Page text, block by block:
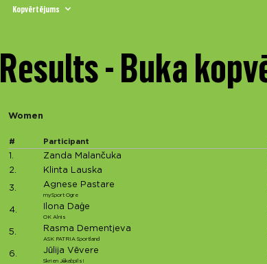
Kopvērtējums
Results - Buka
Women
# Participant
1. Zanda Malančuka
2.
Klinta Lauska
3. Agnese Pastare
mySport Ogre
4. Ilona Daģe
OK Alnis
5. Rasma Dementjeva
ASK PATRIA Sportland
6. Jūlija Vēvere
Skrien Jēkabpils!